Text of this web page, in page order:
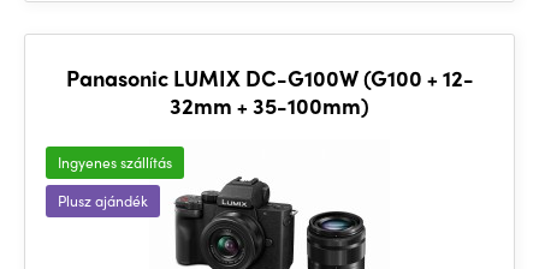
Panasonic LUMIX DC-G100W (G100 + 12-
32mm + 35-100mm)
Ingyenes szállítás
Plusz ajándék